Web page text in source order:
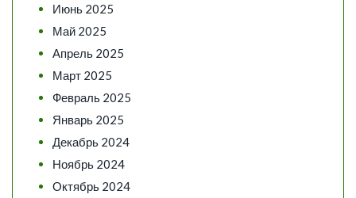
Июнь 2025
Май 2025
Апрель 2025
Март 2025
Февраль 2025
Январь 2025
Декабрь 2024
Ноябрь 2024
Октябрь 2024